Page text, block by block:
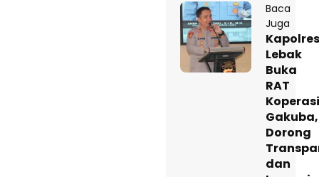
Baca
Juga
Kapolres
Lebak
Buka
RAT
Koperasi
Gakuba,
Dorong
dan